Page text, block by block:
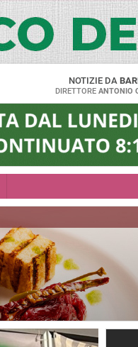
NOTIZIE DA
DIRETTORE ANTONIO